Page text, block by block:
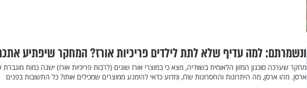
ונשמרתם: למה עדיף שלא לתת לילדים פריכיות אורז? המחקר שיפתיע
מחקר שערכה סוכנון המזון הלאומית בשוודיה, מצא כי במוצרי אורז שונים (לרבות פריכיות אורז) ישנה כמות
ארסן. מהו ארסן, מה היתרונות והחסרונות שלו, ומדוע כדאי להימנע ממוצרים שמכילים אותו? כל התשובות בפנים